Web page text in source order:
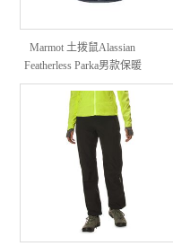
Marmot 土拨鼠Alassian
Featherless Parka男款保暖
羽绒派克大衣